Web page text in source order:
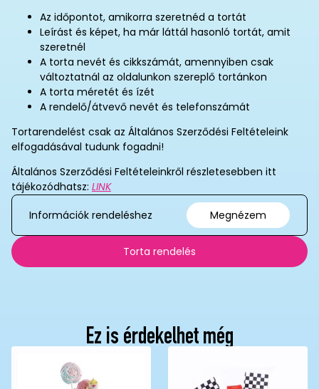
Az időpontot, amikorra szeretnéd a tortát
Leírást és képet, ha már láttál hasonló tortát, amit
szeretnél
A torta nevét és cikkszámát, amennyiben csak
változtatnál az oldalunkon szereplő tortánkon
A torta méretét és ízét
A rendelő/átvevő nevét és telefonszámát
Tortarendelést csak az Általános Szerződési Feltételeink
elfogadásával tudunk fogadni!
Általános Szerződési Feltételeinkről részletesebben itt
tájékozódhatsz: LINK
Információk rendeléshez
Megnézem
Torta rendelés
Ez is érdekelhet még